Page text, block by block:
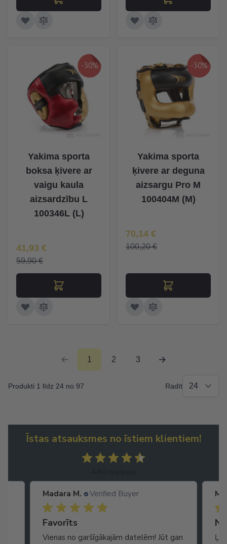
-30%
Yakima sporta
boksa ķivere ar
vaigu kaula
aizsardzību L
100346L (L)
Īpaša Cena
41,93 €
59,90 €
-30%
Yakima sporta
ķivere ar deguna
aizsargu Pro M
100404M (M)
Īpaša Cena
70,14 €
100,20 €
1 2 3
Produkti 1 līdz 24 no 97 Radīt
Īstas atsauksmes no īstiem klientiem!
Madara M. Verified Buyer
Favorīts
Vienas no garšīgākajām datelēm! Jūt gan